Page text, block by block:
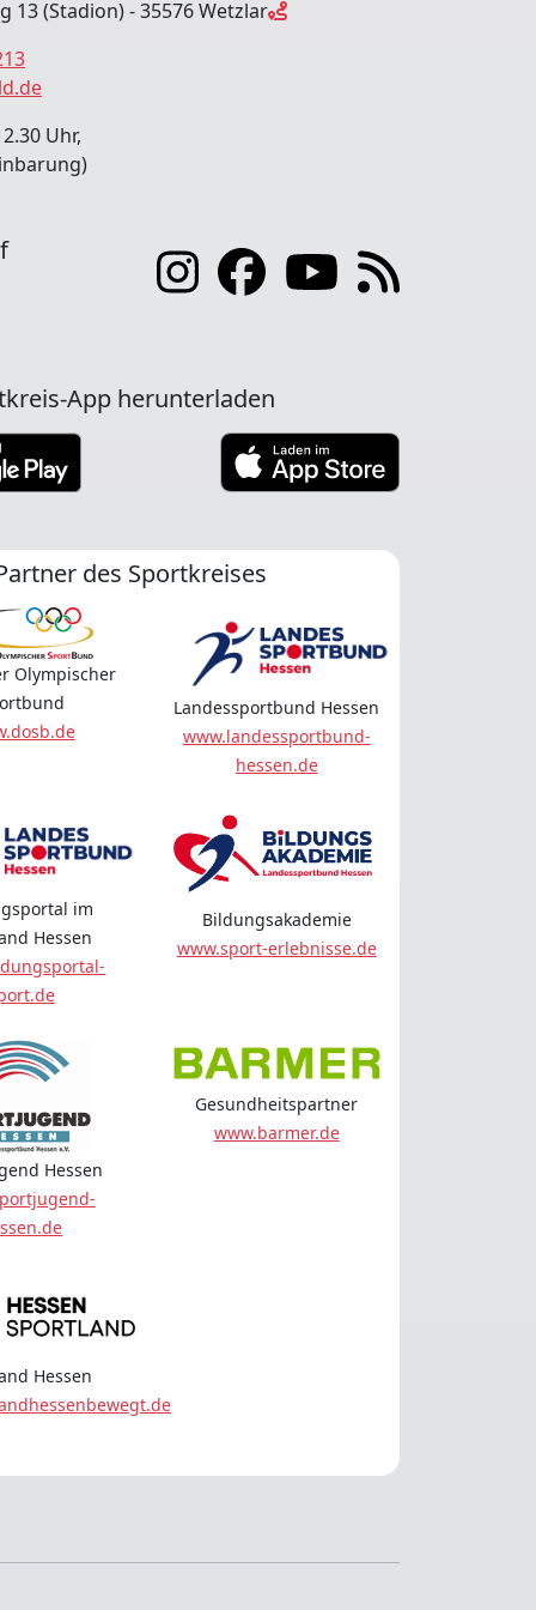
13 (Stadion) - 35576 Wetzlar
Uhr,
App herunterladen
des Sportkreises
Olympischer
Landessportbund Hessen
www.landessportbund-
hessen.de
im
Hessen
Bildungsakademie
www.sport-erlebnisse.de
Hessen
Gesundheitspartner
www.barmer.de
Hessen